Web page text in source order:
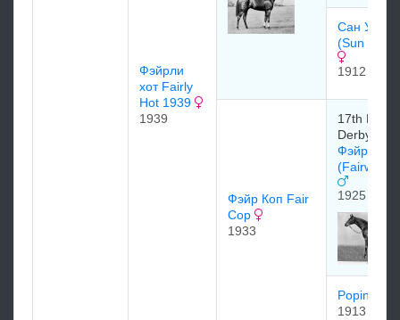
Фэйрли
хот Fairly
Hot 1939
1939
Сан
(Sun
1912
Фэйр Коп Fair
Cop
1933
17th Earl
Derby
Фэйруэй
(Fairway)
1925
Popingaol
1913